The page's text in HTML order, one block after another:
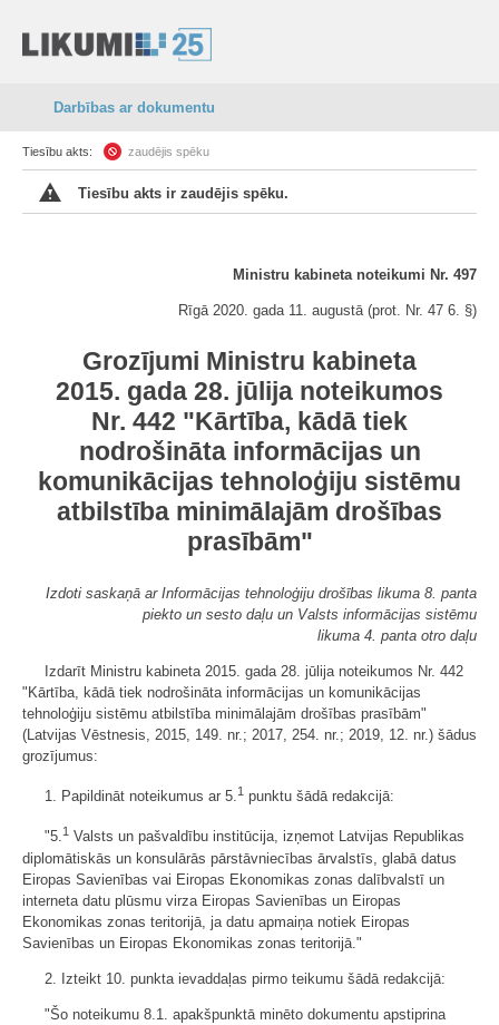
Darbības ar dokumentu
Tiesību akts: zaudējis spēku
Tiesību akts ir zaudējis spēku.
Ministru kabineta noteikumi Nr. 497
Rīgā 2020. gada 11. augustā (prot. Nr. 47 6. §)
Grozījumi Ministru kabineta
2015. gada 28. jūlija noteikumos
Nr. 442 "Kārtība, kādā tiek
nodrošināta informācijas un
komunikācijas tehnoloģiju sistēmu
atbilstība minimālajām drošības
prasībām"
Izdoti saskaņā ar Informācijas tehnoloģiju drošības likuma 8. panta
piekto un sesto daļu un Valsts informācijas sistēmu
likuma 4. panta otro daļu
Izdarīt Ministru kabineta 2015. gada 28. jūlija noteikumos Nr. 442
"Kārtība, kādā tiek nodrošināta informācijas un komunikācijas
tehnoloģiju sistēmu atbilstība minimālajām drošības prasībām"
(Latvijas Vēstnesis, 2015, 149. nr.; 2017, 254. nr.; 2019, 12. nr.) šādus
grozījumus:
1. Papildināt noteikumus ar 5.1 punktu šādā redakcijā:
"5.1 Valsts un pašvaldību institūcija, izņemot Latvijas Republikas
diplomātiskās un konsulārās pārstāvniecības ārvalstīs, glabā datus
Eiropas Savienības vai Eiropas Ekonomikas zonas dalībvalstī un
interneta datu plūsmu virza Eiropas Savienības un Eiropas
Ekonomikas zonas teritorijā, ja datu apmaiņa notiek Eiropas
Savienības un Eiropas Ekonomikas zonas teritorijā."
2. Izteikt 10. punkta ievaddaļas pirmo teikumu šādā redakcijā:
"Šo noteikumu 8.1. apakšpunktā minēto dokumentu apstiprina